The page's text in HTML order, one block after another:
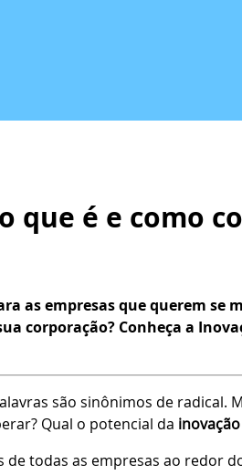
que é e como
as empresas que querem se
corporação? Conheça a
são sinônimos de radical.
Qual o potencial da
todas as empresas ao redor